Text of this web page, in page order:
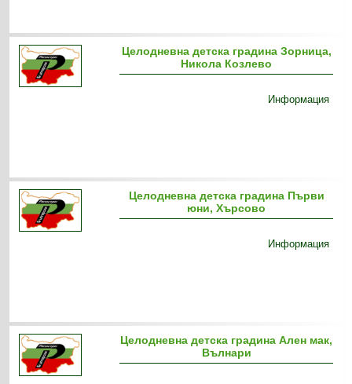
Целодневна детска градина Зорница,
Никола Козлево
Информация
Целодневна детска градина Първи
юни, Хърсово
Информация
Целодневна детска градина Ален мак,
Вълнари